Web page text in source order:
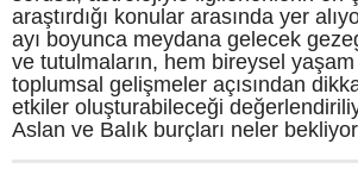
araştırdığı konular arasında yer
ayı boyunca meydana gelecek
ve tutulmaların, hem bireysel
toplumsal gelişmeler açısından
etkiler oluşturabileceği
Aslan ve Balık burçları neler